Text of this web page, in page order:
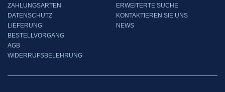
ZAHLUNGSARTEN
DATENSCHUTZ
LIEFERUNG
BESTELLVORGANG
AGB
WIDERRUFSBELEHRUNG
ERWEITERTE SUCHE
KONTAKTIEREN SIE UNS
NEWS